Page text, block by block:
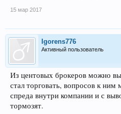
15 мар 2017
Igorens776
Активный пользователь
Из центовых брокеров можно
стал торговать, вопросов к ним
спреда внутри компании и с
тормозят.